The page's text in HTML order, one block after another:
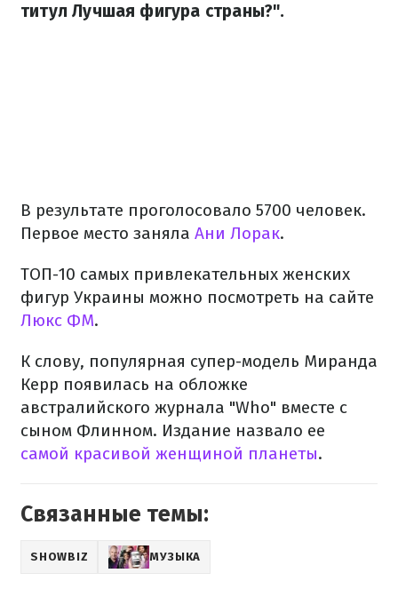
титул Лучшая фигура страны?".
В результате проголосовало 5700 человек.
Первое место заняла Ани Лорак.
ТОП-10 самых привлекательных женских
фигур Украины можно посмотреть на сайте
Люкс ФМ.
К слову, популярная супер-модель Миранда
Керр появилась на обложке
австралийского журнала "Who" вместе с
сыном Флинном. Издание назвало ее
самой красивой женщиной планеты.
Связанные темы:
SHOWBIZ МУЗЫКА